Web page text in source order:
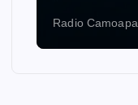
Radio Camoapa